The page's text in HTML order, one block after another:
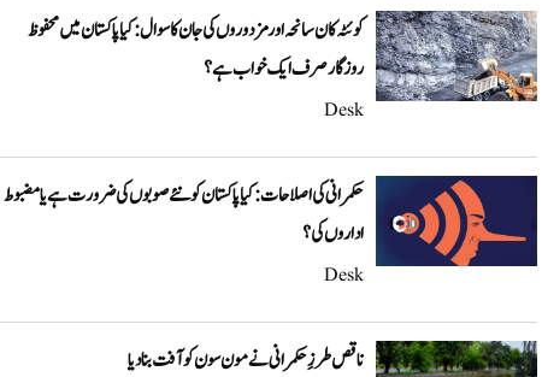
کوئٹہ کان سانحہ اور مزدوروں کی جان کا سوال: کیا پاکستان میں محفوظ
روزگار صرف ایک خواب ہے؟
Desk
حکمرانی کی اصلاحات: کیا پاکستان کو نئے صوبوں کی ضرورت ہے یا مضبوط
اداروں کی؟
Desk
ناقص طرزِ حکمرانی نے مون سون کو آفت بنا دیا